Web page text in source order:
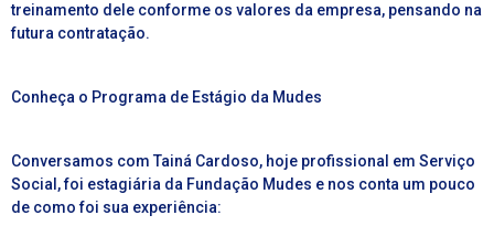
treinamento dele conforme os valores da empresa, pensando na
futura contratação.
Conheça o Programa de Estágio da Mudes
Conversamos com Tainá Cardoso, hoje profissional em Serviço
Social, foi estagiária da Fundação Mudes e nos conta um pouco
de como foi sua experiência: